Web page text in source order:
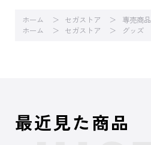
ホーム セガストア 専売商品
ホーム
セガストア グッズ
最近見た商品